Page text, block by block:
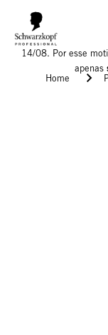
Informamos que o
14/08. Por esse
apenas
Home